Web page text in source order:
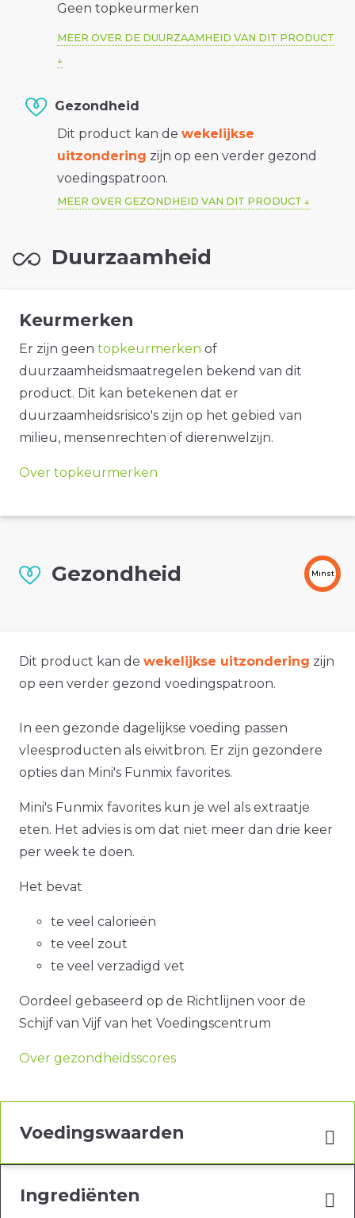
Geen topkeurmerken
MEER OVER DE DUURZAAMHEID VAN DIT PRODUCT
Gezondheid
Dit product kan de wekelijkse
uitzondering zijn op een verder gezond
voedingspatroon.
MEER OVER GEZONDHEID VAN DIT PRODUCT
Duurzaamheid
Keurmerken
Er zijn geen topkeurmerken of
duurzaamheidsmaatregelen bekend van dit
product. Dit kan betekenen dat er
duurzaamheidsrisico's zijn op het gebied van
milieu, mensenrechten of dierenwelzijn.
Over topkeurmerken
Gezondheid Minst
Dit product kan de wekelijkse uitzondering zijn
op een verder gezond voedingspatroon.
In een gezonde dagelijkse voeding passen
vleesproducten als eiwitbron. Er zijn gezondere
opties dan Mini's Funmix favorites.
Mini's Funmix favorites kun je wel als extraatje
eten. Het advies is om dat niet meer dan drie keer
per week te doen.
Het bevat
te veel calorieën
te veel zout
te veel verzadigd vet
Oordeel gebaseerd op de Richtlijnen voor de
Schijf van Vijf van het Voedingscentrum
Over gezondheidsscores
Voedingswaarden
Ingrediënten